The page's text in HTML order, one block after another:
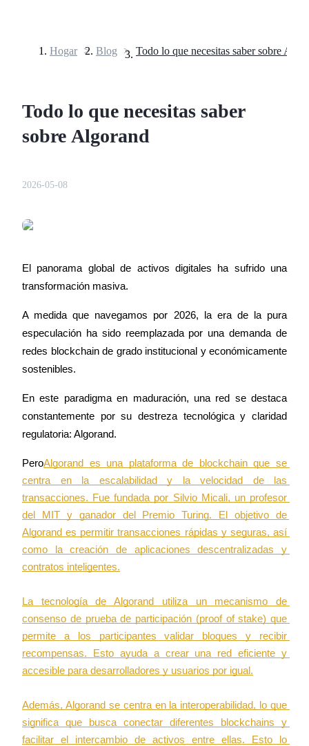
Futuros COIN-M
Futuros de criptomonedas
Derivados de acciones, divisas, metales preciosos y materias
Futuros del USDC
Futuros que utilizan USDC como garantía
Hogar > Blog > Todo lo que necesitas saber sobre
Todo lo que necesitas saber
sobre Algorand
2026-05-08
El panorama global de activos digitales ha sufrido una
transformación masiva.
A medida que navegamos por 2026, la era de la pura
especulación ha sido reemplazada por una demanda de
redes blockchain de grado institucional y económicamente
sostenibles.
En este paradigma en maduración, una red se destaca
constantemente por su destreza tecnológica y claridad
regulatoria: Algorand.
PeroAlgorand es una plataforma de blockchain que se
centra en la escalabilidad y la velocidad de las
transacciones. Fue fundada por Silvio Micali, un profesor
del MIT y ganador del Premio Turing. El objetivo de
Algorand es permitir transacciones rápidas y seguras, así
como la creación de aplicaciones descentralizadas y
contratos inteligentes.
La tecnología de Algorand utiliza un mecanismo de
consenso de prueba de participación (proof of stake) que
permite a los participantes validar bloques y recibir
recompensas. Esto ayuda a crear una red eficiente y
accesible para desarrolladores y usuarios por igual.
Además, Algorand se centra en la interoperabilidad, lo que
significa que busca conectar diferentes blockchains y
facilitar el intercambio de activos entre ellas. Esto lo